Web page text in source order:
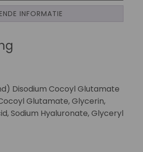
INFORMATIE
Disodium Cocoyl Glutamate
Glutamate, Glycerin,
Sodium Hyaluronate, Glyceryl